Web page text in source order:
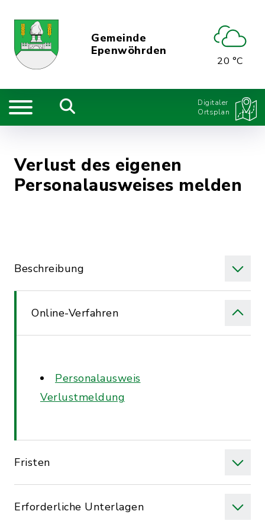
Gemeinde
Epenwöhrden
20 °C
Digitaler
Ortsplan
Verlust des eigenen
Personalausweises melden
Beschreibung
Online-Verfahren
Personalausweis
Verlustmeldung
Fristen
Erforderliche Unterlagen